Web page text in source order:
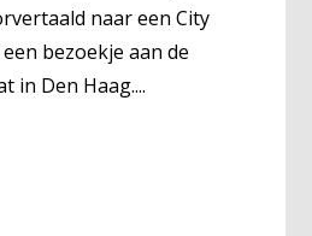
naar een City
bezoekje aan de
in Den Haag.